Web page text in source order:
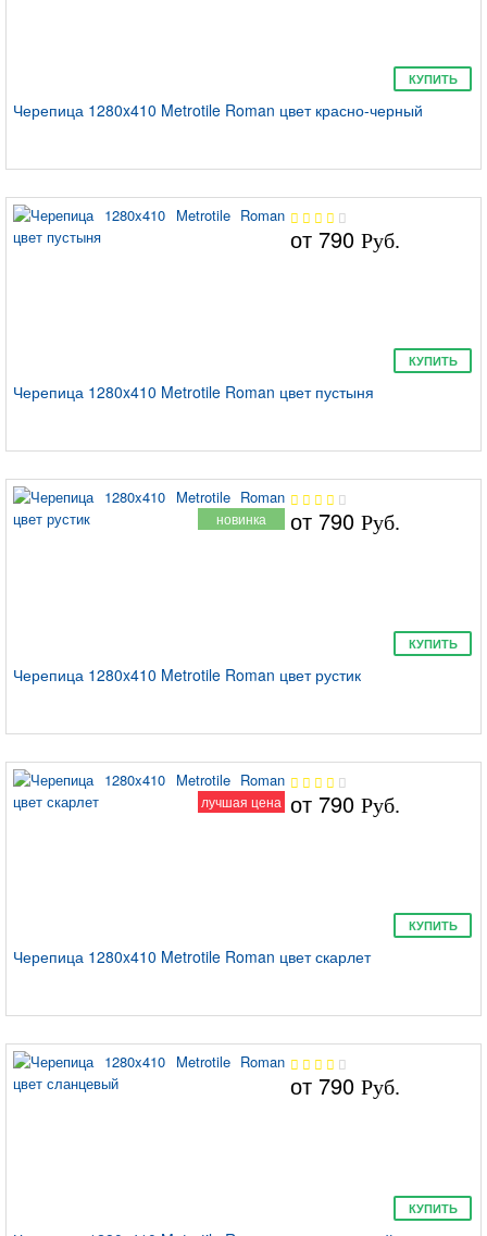
КУПИТЬ
Черепица 1280x410 Metrotile Roman цвет красно-черный
от 790 Руб.
КУПИТЬ
Черепица 1280x410 Metrotile Roman цвет пустыня
новинка от 790 Руб.
КУПИТЬ
Черепица 1280x410 Metrotile Roman цвет рустик
лучшая цена от 790 Руб.
КУПИТЬ
Черепица 1280x410 Metrotile Roman цвет скарлет
от 790 Руб.
КУПИТЬ